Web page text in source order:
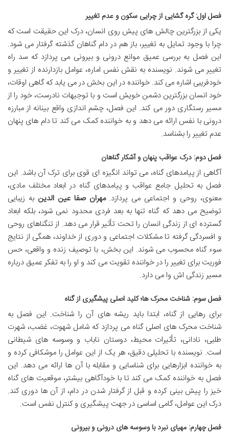
فصل اول: گره گشایی از چرایی سکون و عدم تغییر
یکی از بزرگترین چالش های پیش روی انسان، درک این حقیقت است که
چرا با وجود تمایل به تغییر، باز هم در دام گناهان گذشته گرفتار می شود.
این فصل به بررسی عمیق موانع درونی و بیرونی می پردازد که سد راه
تغییر می شوند. نویسنده به نقش نفس اماره، عوامل بازدارنده از تغییر و
خودفریبی اشاره می کند. خواننده در این بخش در می یابد که گاهی اوقات،
خود انسان بزرگترین دشمن خویش است و با توجیهات نادرست، خود را از
مسیر رستگاری دور می کند. این فصل، چشم اندازی واقع بینانه از مبارزه
درونی با نفس ارائه می دهد و به خواننده کمک می کند تا دام های پنهان
عدم تغییر را بشناسد.
فصل دوم: درک عواقب پنهان و آشکار گناهان
آگاهی از پیامدهای گناه، می تواند انگیزه ای قوی برای ترک آن باشد. این
فصل به تحلیل جامع عواقب و پیامدهای گناه در ابعاد مختلف مادی،
معنوی، روحی و اجتماعی می پردازد.مهران صفا عین الدین به زیبایی
توضیح می دهد که گناه تنها به بعد فردی محدود نمی شود، بلکه ابعاد
گسترده ای از زندگی انسان را تحت تأثیر قرار می دهد. از تنگناهای روحی
و افسردگی گرفته تا مشکلات اجتماعی و دوری از خداوند، همگی از نتایج
سوء گناه محسوب می شوند. این بخش، با توصیف زنده و واقعی، حس
فوریت برای تغییر را در خواننده تقویت می کند و او را به تفکر عمیق درباره
مسیر زندگی اش وا می دارد.
فصل سوم: شناخت محرک ها؛ کلید اصلی پیشگیری از گناه
برای رهایی از گناه، ابتدا باید ریشه های آن را شناخت. این فصل به
شناخت محرک های اصلی گناه می پردازد که شامل شهوت، غضب، شهرت
طلبی، نادانی، تأثیرات محیط، دوستان ناباب و وسوسه های شیطانی
است. نویسنده با تحلیلی دقیق، هر یک از این عوامل را موشکافی کرده و
به خواننده ابزارهایی برای شناسایی و مقابله با آن ها ارائه می دهد. این
فصل به خواننده کمک می کند تا با خودآگاهی بیشتر، موقعیت های گناه
خیز را پیش بینی کرده و قبل از گرفتار شدن در دام، از آن ها دوری کند.
درک این عوامل، گامی اساسی در جهت پیشگیری و کنترل نفس است.
فصل چهارم: مهیای نبرد با وسوسه های درونی و بیرونی